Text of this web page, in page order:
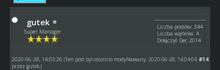
gutek
Super Manager
Liczba postów: 344
Liczba wątków: 4
Dołączył: Dec 2014
#14
2020-06-28, 14:03:26 (Ten post był ostatnio modyfikowany: 2020-06-28, 14:04:04
przez gutek.)